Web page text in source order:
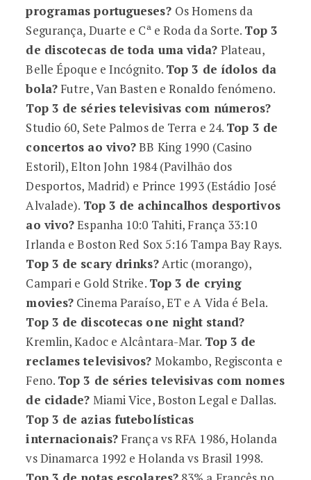
programas portugueses? Os Homens da
Segurança, Duarte e Cª e Roda da Sorte. Top 3
de discotecas de toda uma vida? Plateau,
Belle Époque e Incógnito. Top 3 de ídolos da
bola?Futre, Van Basten e Ronaldo fenómeno.
Top 3 de séries televisivas com números?
Studio 60, Sete Palmos de Terra e 24. Top 3 de
concertos ao vivo?BB King 1990 (Casino
Estoril), Elton John 1984 (Pavilhão dos
Desportos, Madrid) e Prince 1993 (Estádio José
Alvalade). Top 3 de achincalhos desportivos
ao vivo?Espanha 10:0 Tahiti, França 33:10
Irlanda e Boston Red Sox 5:16 Tampa Bay Rays.
Top 3 de scary drinks?Artic (morango),
Campari e Gold Strike. Top 3 de crying
movies? Cinema Paraíso, ET e A Vida é Bela.
Top 3 de discotecas one night stand?
Kremlin, Kadoc e Alcântara-Mar. Top 3 de
reclames televisivos? Mokambo, Regisconta e
Feno. Top 3 de séries televisivas com nomes
de cidade? Miami Vice, Boston Legal e Dallas.
Top 3 de azias futebolísticas
internacionais?França vs RFA 1986, Holanda
vs Dinamarca 1992 e Holanda vs Brasil 1998.